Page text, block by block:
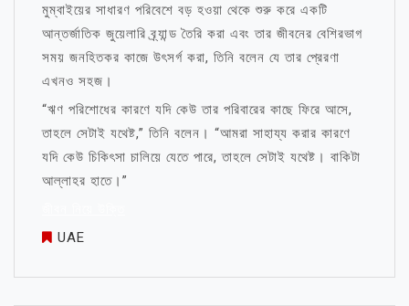
মুম্বাইয়ের সাধারণ পরিবেশে বড় হওয়া থেকে শুরু করে একটি
আন্তর্জাতিক জুয়েলারি ব্র্যান্ড তৈরি করা এবং তার জীবনের বেশিরভাগ
সময় জনহিতকর কাজে উৎসর্গ করা, তিনি বলেন যে তার প্রেরণা
এখনও সহজ।
“ঋণ পরিশোধের কারণে যদি কেউ তার পরিবারের কাছে ফিরে আসে,
তাহলে সেটাই যথেষ্ট,” তিনি বলেন। “আমরা সাহায্য করার কারণে
যদি কেউ চিকিৎসা চালিয়ে যেতে পারে, তাহলে সেটাই যথেষ্ট। বাকিটা
আল্লাহর হাতে।”
UAE